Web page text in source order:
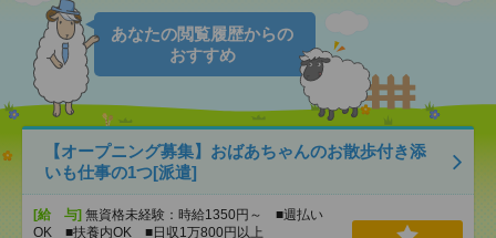
あなたの閲覧履歴からの
おすすめ
【オープニング募集】おばあちゃんのお散歩付き添
いも仕事の1つ[派遣]
[給 与] 無資格未経験：時給1350円～ ■週払い
OK ■扶養内OK ■日収1万800円以上